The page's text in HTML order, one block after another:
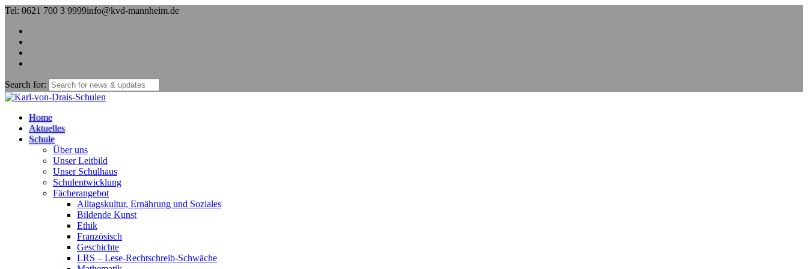
Tel: 0621 700 3 9999info@kvd-mannheim.de
Search for:
Home
Aktuelles
Schule
Über uns
Unser Leitbild
Unser Schulhaus
Schulentwicklung
Fächerangebot
Alltagskultur, Ernährung und Soziales
Bildende Kunst
Ethik
Französisch
Geschichte
LRS – Lese-Rechtschreib-Schwäche